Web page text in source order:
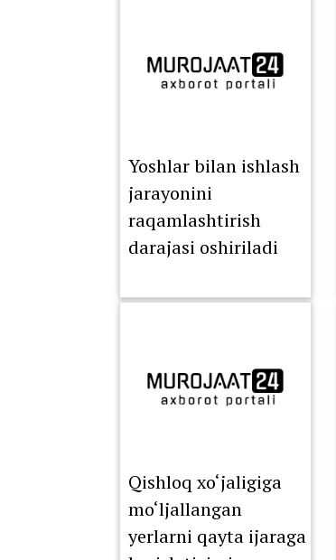
Yoshlar bilan ishlash
jarayonini
raqamlashtirish
darajasi oshiriladi
Qishloq xo‘jaligiga
mo‘ljallangan
yerlarni qayta ijaraga